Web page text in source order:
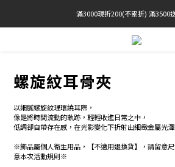
官網限定! 滿千免運(僅限台灣
滿3000現折200(不累折) 滿3500
BRATOP專區買三送一 | 指定專區
螺旋紋耳骨夾
以細膩螺旋紋理環繞耳際，
像是將時間流動的軌跡，輕輕收進日常之中，
低調卻自帶存在感，在光影變化下折射出細緻金屬光澤
※飾品屬個人衛生用品，【不適用退換貨】，請留意
意本次活動規則※